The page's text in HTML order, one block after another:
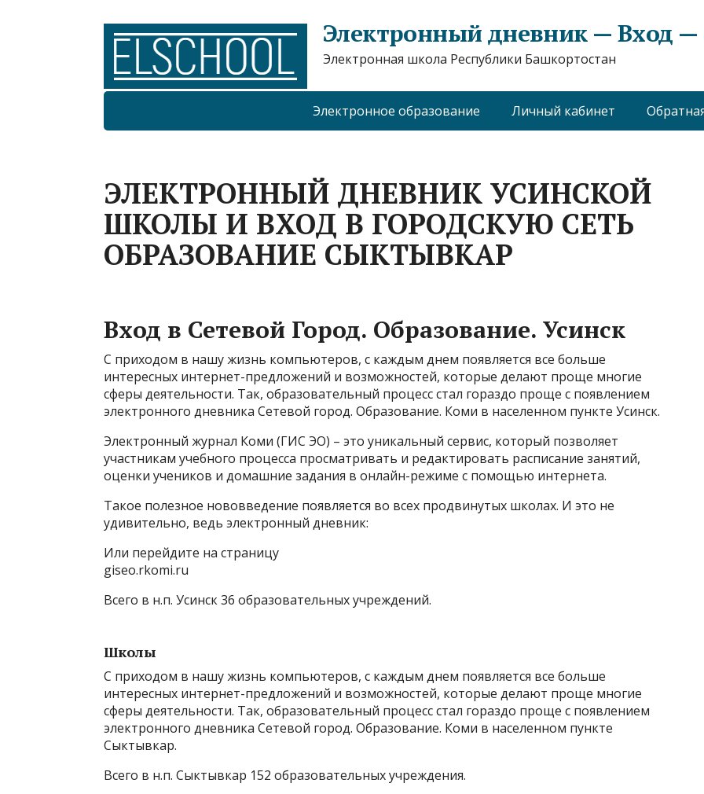
Электронный дневник — Вход —
Электронная школа Республики Башкортостан
Электронное образование Личный кабинет
ЭЛЕКТРОННЫЙ ДНЕВНИК УСИНСКОЙ
ШКОЛЫ И ВХОД В ГОРОДСКУЮ СЕТЬ
ОБРАЗОВАНИЕ СЫКТЫВКАР
Вход в Сетевой Город. Образование. Усинск
С приходом в нашу жизнь компьютеров, с каждым днем появляется все больше
интересных интернет-предложений и возможностей, которые делают проще многие
сферы деятельности. Так, образовательный процесс стал гораздо проще с появлением
электронного дневника Сетевой город. Образование. Коми в населенном пункте Усинск.
Электронный журнал Коми (ГИС ЭО) – это уникальный сервис, который позволяет
участникам учебного процесса просматривать и редактировать расписание занятий,
оценки учеников и домашние задания в онлайн-режиме с помощью интернета.
Такое полезное нововведение появляется во всех продвинутых школах. И это не
удивительно, ведь электронный дневник:
Или перейдите на страницу
giseo.rkomi.ru
Всего в н.п. Усинск 36 образовательных учреждений.
Школы
С приходом в нашу жизнь компьютеров, с каждым днем появляется все больше
интересных интернет-предложений и возможностей, которые делают проще многие
сферы деятельности. Так, образовательный процесс стал гораздо проще с появлением
электронного дневника Сетевой город. Образование. Коми в населенном пункте
Сыктывкар.
Всего в н.п. Сыктывкар 152 образовательных учреждения.